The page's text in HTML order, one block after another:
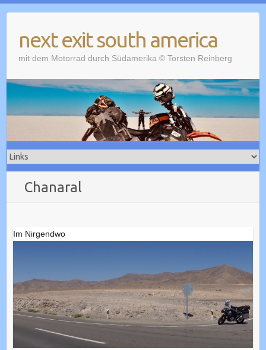
contentnext exit south america
mit dem Motorrad durch Südamerika © Torsten Reinberg
Chanaral
Im Nirgendwo